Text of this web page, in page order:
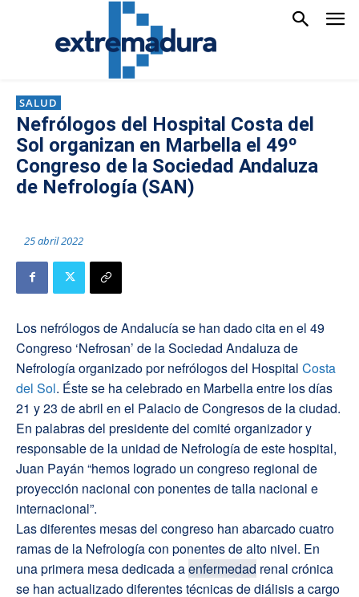
SALUD
Nefrólogos del Hospital Costa del
Sol organizan en Marbella el 49º
Congreso de la Sociedad Andaluza
de Nefrología (SAN)
25 abril 2022
Los nefrólogos de Andalucía se han dado cita en el 49
Congreso ‘Nefrosan’ de la Sociedad Andaluza de
Nefrología organizado por nefrólogos del Hospital Costa
del Sol. Éste se ha celebrado en Marbella entre los días
21 y 23 de abril en el Palacio de Congresos de la ciudad.
En palabras del presidente del comité organizador y
responsable de la unidad de Nefrología de este hospital,
Juan Payán “hemos logrado un congreso regional de
proyección nacional con ponentes de talla nacional e
internacional”.
Las diferentes mesas del congreso han abarcado cuatro
ramas de la Nefrología con ponentes de alto nivel. En
una primera mesa dedicada aenfermedad renal crónica
se han actualizado diferentes técnicas de diálisis a cargo